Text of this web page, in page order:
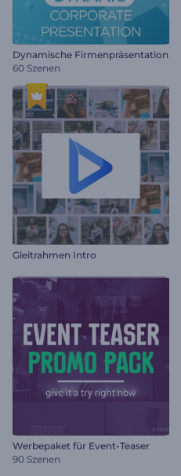
Dynamische Firmenpräsentation
60 Szenen
Gleitrahmen Intro
Werbepaket für Event-Teaser
90 Szenen